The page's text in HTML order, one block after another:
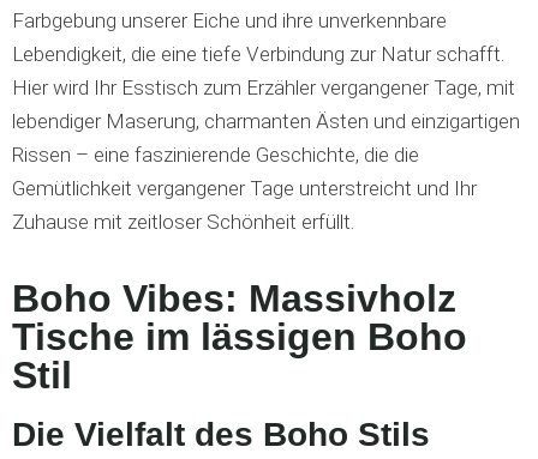
Farbgebung unserer Eiche und ihre unverkennbare
Lebendigkeit, die eine tiefe Verbindung zur Natur schafft.
Hier wird Ihr Esstisch zum Erzähler vergangener Tage, mit
lebendiger Maserung, charmanten Ästen und einzigartigen
Rissen – eine faszinierende Geschichte, die die
Gemütlichkeit vergangener Tage unterstreicht und Ihr
Zuhause mit zeitloser Schönheit erfüllt.
Boho Vibes: Massivholz
Tische im lässigen Boho
Stil
Die Vielfalt des Boho Stils